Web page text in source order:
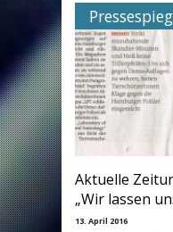
Aktuelle
„Wir lassen
13. April 2016